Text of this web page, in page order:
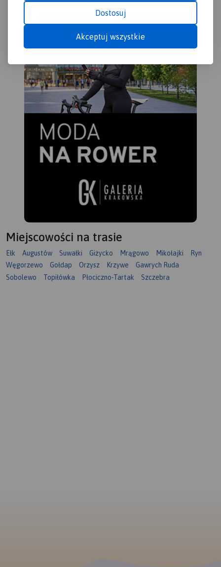
Dostosuj
Akceptuj wszystkie
przetransportowane tu ze
Skandynawii. Uroku dodają
rozległe kompleksy Puszczy
większą część linii brzegowej
Jeziora Wigry.
Obszar ten to idealne miejsce
dla amatorów sportów
spływy kajakowe Czarną
Hańczą. Warto również
wybrać się na spacery i
wycieczki rowerowe po
Rok
Miejscowości na trasie
Ełk Augustów Suwałki Giżycko Mrągowo Mikołajki
Ryn
Węgorzewo
Gołdap Orzysz Krzywe
Gawrych Ruda
Sobolewo
Topiłówka Płociczno-Tartak Szczebra